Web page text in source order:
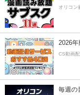
オリコン
2026年
CS動画
毎週の